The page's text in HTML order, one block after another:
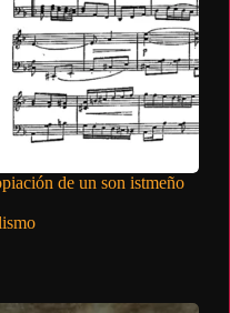
de un son istmeño